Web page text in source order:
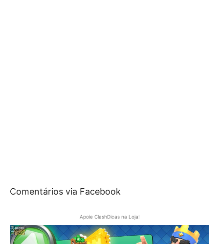
Comentários via Facebook
Apoie ClashDicas na Loja!